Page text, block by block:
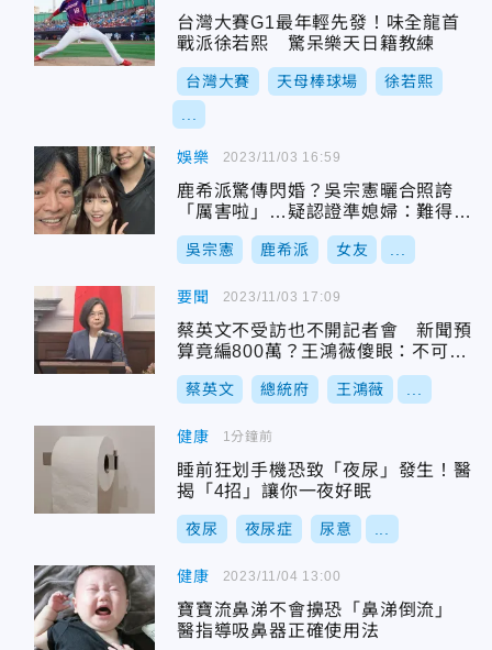
台灣大賽G1最年輕先發！味全龍首
戰派徐若熙 驚呆樂天日籍教練
台灣大賽 天母棒球場 徐若熙
娛樂
鹿希派驚傳閃婚？吳宗憲曬合照誇
「厲害啦」…疑認證準媳婦：難得有
我喜歡的
吳宗憲 鹿希派 女友
2023/11/03 16:59
要聞
蔡英文不受訪也不開記者會 新聞預
算竟編800萬？王鴻薇傻眼：不可思
議
蔡英文 總統府 王鴻薇
2023/11/03 17:09
健康
睡前狂划手機恐致「夜尿」發生！醫
揭「4招」讓你一夜好眠
夜尿 夜尿症 尿意
1分鐘前
健康
寶寶流鼻涕不會擤恐「鼻涕倒流」
醫指導吸鼻器正確使用法
2023/11/04 13:00